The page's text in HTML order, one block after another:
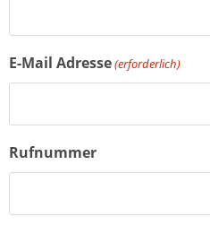
E-Mail Adresse(erforderlich)
Rufnummer